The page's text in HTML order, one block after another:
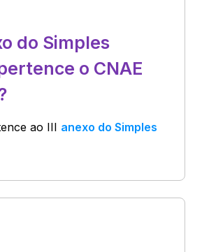
do Simples
o CNAE
ao III anexo do Simples